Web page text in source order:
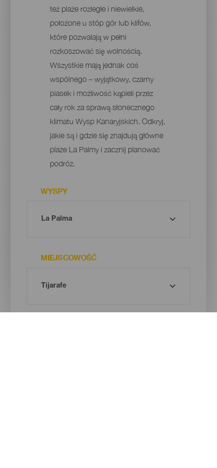
też plaże rozległe i niewielkie,
położone u stóp gór lub klifów,
które pozwalają w pełni
rozkoszować się wolnością.
Wszystkie mają jednak coś
wspólnego – wyjątkowy, czarny
piasek i możliwość kąpieli przez
cały rok za sprawą słonecznego
klimatu Wysp Kanaryjskich. Odkryj,
jakie są i gdzie się znajdują główne
plaże La Palmy i zacznij planować
podróż.
WYSPY
MIEJSCOWOŚĆ